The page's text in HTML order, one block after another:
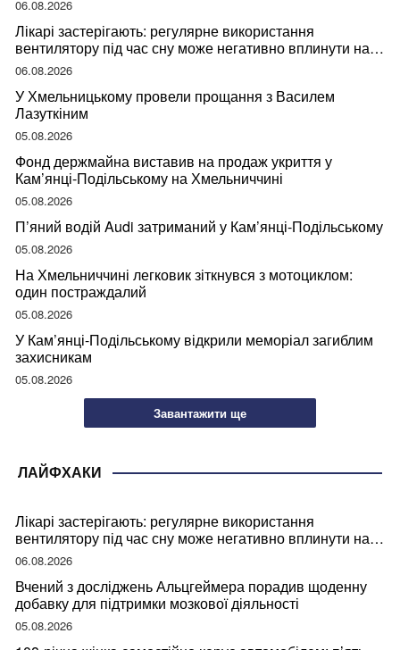
06.08.2026
Лікарі застерігають: регулярне використання
вентилятору під час сну може негативно вплинути на
ваше здоров’я
06.08.2026
У Хмельницькому провели прощання з Василем
Лазуткіним
05.08.2026
Фонд держмайна виставив на продаж укриття у
Кам’янці-Подільському на Хмельниччині
05.08.2026
П’яний водій Audi затриманий у Кам’янці-Подільському
05.08.2026
На Хмельниччині легковик зіткнувся з мотоциклом:
один постраждалий
05.08.2026
У Кам’янці-Подільському відкрили меморіал загиблим
захисникам
05.08.2026
Завантажити ще
ЛАЙФХАКИ
Лікарі застерігають: регулярне використання
вентилятору під час сну може негативно вплинути на
ваше здоров’я
06.08.2026
Вчений з досліджень Альцгеймера порадив щоденну
добавку для підтримки мозкової діяльності
05.08.2026